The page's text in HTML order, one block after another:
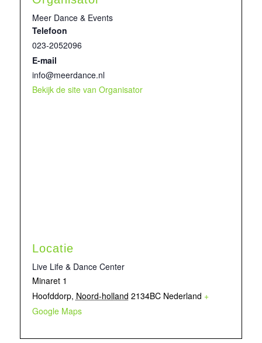
Meer Dance & Events
Telefoon
023-2052096
E-mail
info@meerdance.nl
Bekijk de site van Organisator
Locatie
Live Life & Dance Center
Minaret 1
Hoofddorp, Noord-holland 2134BC Nederland +
Google Maps